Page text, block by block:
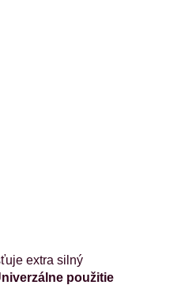
extra silný
použitie